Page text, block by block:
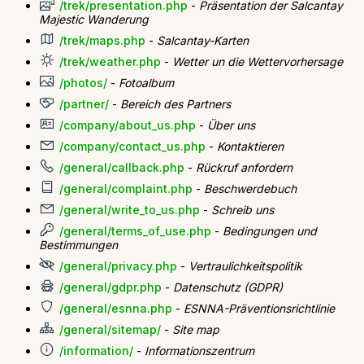
/trek/presentation.php - Präsentation der Salcantay
Majestic Wanderung
/trek/maps.php - Salcantay-Karten
/trek/weather.php - Wetter un die Wettervorhersage
/photos/ - Fotoalbum
/partner/ - Bereich des Partners
/company/about_us.php - Über uns
/company/contact_us.php - Kontaktieren
/general/callback.php - Rückruf anfordern
/general/complaint.php - Beschwerdebuch
/general/write_to_us.php - Schreib uns
/general/terms_of_use.php - Bedingungen und
Bestimmungen
/general/privacy.php - Vertraulichkeitspolitik
/general/gdpr.php - Datenschutz (GDPR)
/general/esnna.php - ESNNA-Präventionsrichtlinie
/general/sitemap/ - Site map
/information/ - Informationszentrum